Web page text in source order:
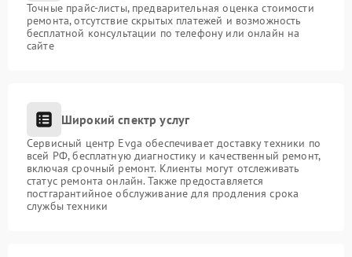
Точные прайс-листы, предварительная оценка стоимости
ремонта, отсутствие скрытых платежей и возможность
бесплатной консультации по телефону или онлайн на
сайте
Широкий спектр услуг
Сервисный центр Evga обеспечивает доставку техники по
всей РФ, бесплатную диагностику и качественный ремонт,
включая срочный ремонт. Клиенты могут отслеживать
статус ремонта онлайн. Также предоставляется
постгарантийное обслуживание для продления срока
службы техники